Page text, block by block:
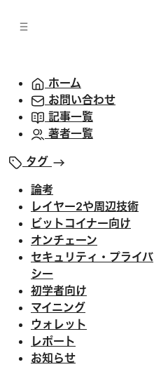
ホーム
お問い合わせ
記事一覧
著者一覧
タグ
論考
レイヤー2や周辺技術
ビットコイナー向け
オンチェーン
セキュリティ・プライバ
シー
初学者向け
マイニング
ウォレット
レポート
お知らせ